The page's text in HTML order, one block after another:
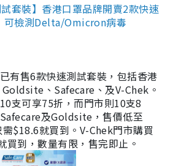
套裝】香港口罩品牌開賣2款快速
可檢測Delta/Omicron病毒
有售6款快速測試套裝，包括香港
、Safecare、及V-Chek。
支可享75折，而門市則10支8
及Goldsite，售價低至
$18.6就買到。V-Chek門市購買
買到，數量有限，售完即止。